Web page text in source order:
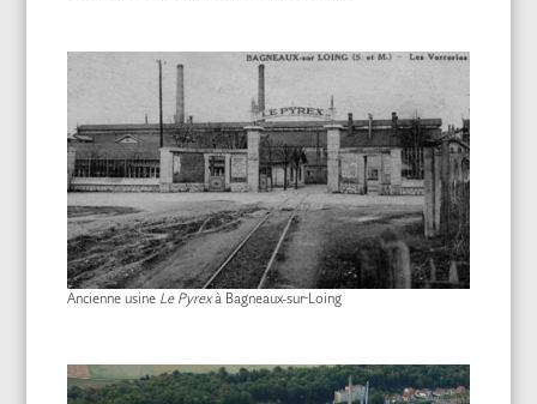
Ancienne usine Le Pyrexà Bagneaux-sur-Loing